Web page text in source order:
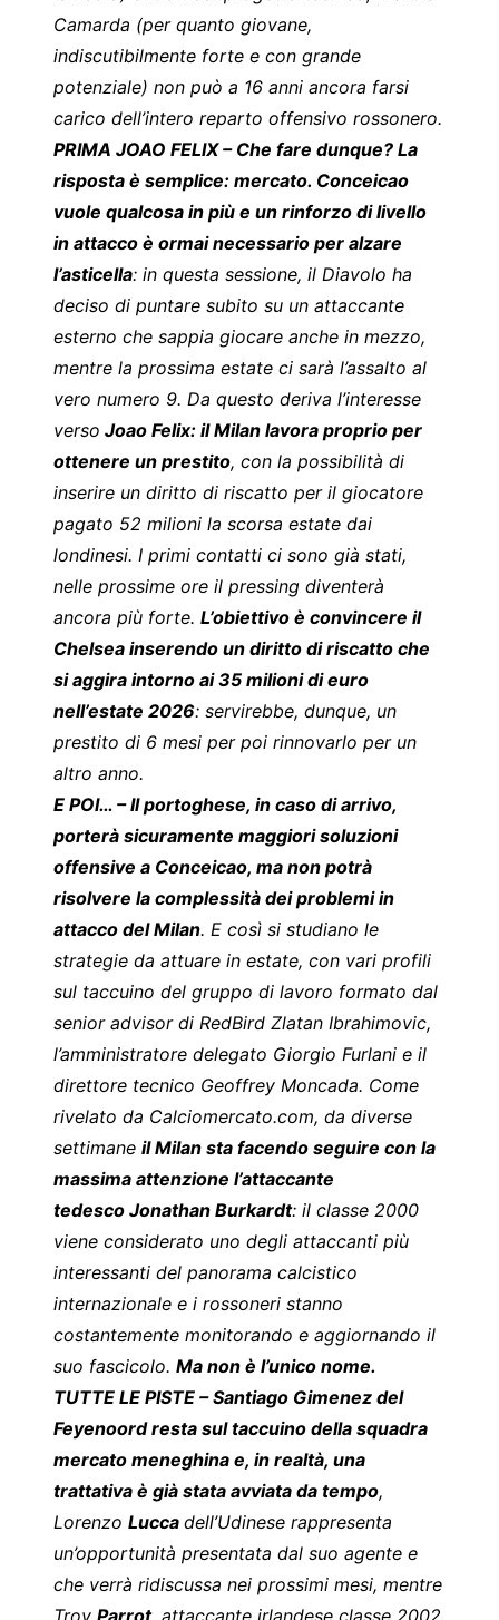
Camarda (per quanto giovane,
indiscutibilmente forte e con grande
potenziale) non può a 16 anni ancora farsi
carico dell’intero reparto offensivo rossonero.
PRIMA JOAO FELIX – Che fare dunque? La
risposta è semplice: mercato. Conceicao
vuole qualcosa in più e un rinforzo di livello
in attacco è ormai necessario per alzare
l’asticella: in questa sessione, il Diavolo ha
deciso di puntare subito su un attaccante
esterno che sappia giocare anche in mezzo,
mentre la prossima estate ci sarà l’assalto al
vero numero 9. Da questo deriva l’interesse
verso Joao Felix: il Milan lavora proprio per
ottenere un prestito, con la possibilità di
inserire un diritto di riscatto per il giocatore
pagato 52 milioni la scorsa estate dai
londinesi. I primi contatti ci sono già stati,
nelle prossime ore il pressing diventerà
ancora più forte. L’obiettivo è convincere il
Chelsea inserendo un diritto di riscatto che
si aggira intorno ai 35 milioni di euro
nell’estate 2026: servirebbe, dunque, un
prestito di 6 mesi per poi rinnovarlo per un
altro anno.
E POI… – Il portoghese, in caso di arrivo,
porterà sicuramente maggiori soluzioni
offensive a Conceicao, ma non potrà
risolvere la complessità dei problemi in
attacco del Milan. E così si studiano le
strategie da attuare in estate, con vari profili
sul taccuino del gruppo di lavoro formato dal
senior advisor di RedBird Zlatan Ibrahimovic,
l’amministratore delegato Giorgio Furlani e il
direttore tecnico Geoffrey Moncada. Come
rivelato da Calciomercato.com, da diverse
settimane il Milan sta facendo seguire con la
massima attenzione l’attaccante
tedesco Jonathan Burkardt: il classe 2000
viene considerato uno degli attaccanti più
interessanti del panorama calcistico
internazionale e i rossoneri stanno
costantemente monitorando e aggiornando il
suo fascicolo. Ma non è l’unico nome.
TUTTE LE PISTE – Santiago Gimenez del
Feyenoord resta sul taccuino della squadra
mercato meneghina e, in realtà, una
trattativa è già stata avviata da tempo,
Lorenzo Lucca dell’Udinese rappresenta
un’opportunità presentata dal suo agente e
che verrà ridiscussa nei prossimi mesi, mentre